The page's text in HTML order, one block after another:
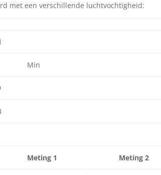
met een verschillende luchtvochtigheid:
Min
Meting 1 Meting 2